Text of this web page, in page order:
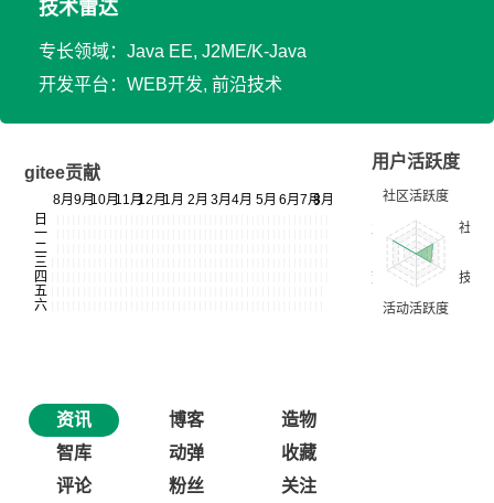
技术雷达
专长领域：Java EE, J2ME/K-Java
开发平台：WEB开发, 前沿技术
gitee贡献
用户活跃度
资讯 博客
造物
智库
动弹
收藏
评论
粉丝 关注